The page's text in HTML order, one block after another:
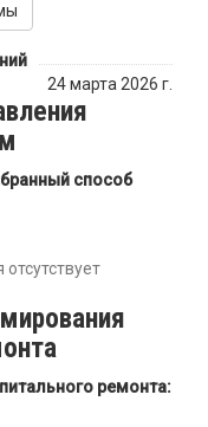
24 марта 2026 г.
способ
ремонта: